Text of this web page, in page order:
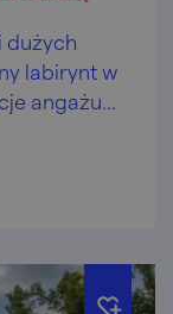
dużych
labirynt w
angażują